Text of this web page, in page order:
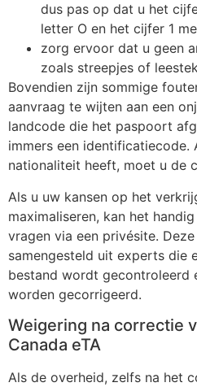
dus pas op dat u het
letter O en het cijfer 1
zorg ervoor dat u geen
zoals streepjes of
Bovendien zijn sommige
aanvraag te wijten aan een
landcode die het paspoort
immers een identificatiecode.
nationaliteit heeft, moet u de
Als u uw kansen op het
maximaliseren, kan het
vragen via een privésite.
samengesteld uit experts die
bestand wordt gecontroleerd
worden gecorrigeerd.
Weigering na correctie
Canada eTA
Als de overheid, zelfs na het